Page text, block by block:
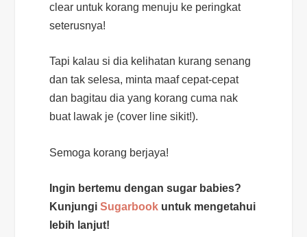
clear untuk korang menuju ke peringkat
seterusnya!
Tapi kalau si dia kelihatan kurang senang
dan tak selesa, minta maaf cepat-cepat
dan bagitau dia yang korang cuma nak
buat lawak je (cover line sikit!).
Semoga korang berjaya!
Ingin bertemu dengan sugar babies?
KunjungiSugarbook untuk mengetahui
lebih lanjut!